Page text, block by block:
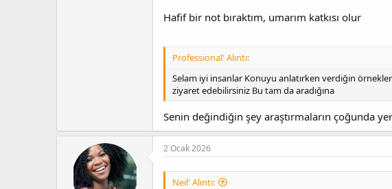
Hafif bir not bıraktım, umarım katkısı olur
Professional' Alıntı:
Selam iyi insanlar Konuyu anlatırken verdiğin
ziyaret edebilirsiniz Bu tam da aradığına
Senin değindiğin şey araştırmaların çoğunda
2 Ocak 2026
Neil' Alıntı: